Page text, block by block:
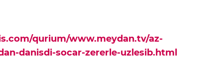
qurium/www.meydan.tv/az-
danisdi-socar-zererle-uzlesib.html